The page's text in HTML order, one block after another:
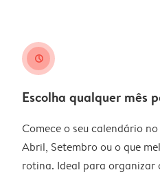
clock
Escolha qualquer mês
Comece o seu calendário
Abril, Setembro ou o que
rotina. Ideal para organizar